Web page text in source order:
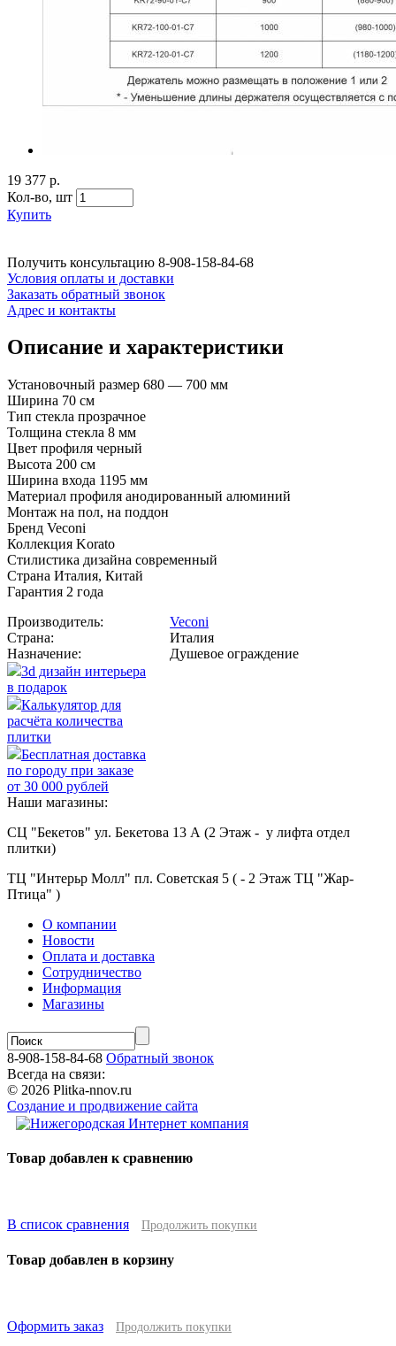
19 377 р.
Кол-во, шт
Купить
Получить консультацию 8-908-158-84-68
Условия оплаты и доставки
Заказать обратный звонок
Адрес и контакты
Описание и характеристики
Установочный размер 680 — 700 мм
Ширина 70 см
Тип стекла прозрачное
Толщина стекла 8 мм
Цвет профиля черный
Высота 200 см
Ширина входа 1195 мм
Материал профиля анодированный алюминий
Монтаж на пол, на поддон
Бренд Veconi
Коллекция Korato
Стилистика дизайна современный
Страна Италия, Китай
Гарантия 2 года
Производитель:
Veconi
Страна:
Италия
Назначение:
Душевое ограждение
3d дизайн интерьера
в подарок
Калькулятор для
расчёта количества
плитки
Бесплатная доставка
по городу при заказе
от 30 000 рублей
Наши магазины:
СЦ "Бекетов" ул. Бекетова 13 А (2 Этаж - у лифта отдел
плитки)
ТЦ "Интерьр Молл" пл. Советская 5 ( - 2 Этаж ТЦ "Жар-
Птица" )
О компании
Новости
Оплата и доставка
Сотрудничество
Информация
Магазины
8-908-158-84-68 Обратный звонок
Всегда на связи:
© 2026 Plitka-nnov.ru
Создание и продвижение сайта
Товар добавлен к сравнению
В список сравнения Продолжить покупки
Товар добавлен в корзину
Оформить заказ Продолжить покупки